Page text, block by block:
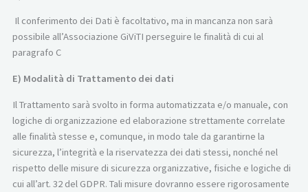
Il conferimento dei Dati è facoltativo, ma in mancanza non sarà
possibile all’Associazione GiViTI perseguire le finalità di cui al
paragrafo C
E) Modalità di Trattamento dei dati
Il Trattamento sarà svolto in forma automatizzata e/o manuale, con
logiche di organizzazione ed elaborazione strettamente correlate
alle finalità stesse e, comunque, in modo tale da garantirne la
sicurezza, l’integrità e la riservatezza dei dati stessi, nonché nel
rispetto delle misure di sicurezza organizzative, fisiche e logiche di
cui all’art. 32 del GDPR. Tali misure dovranno essere rigorosamente